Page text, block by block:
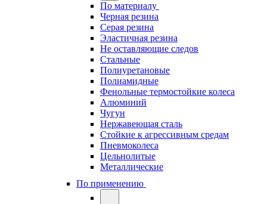
По материалу
Черная резина
Серая резина
Эластичная резина
Не оставляющие следов
Стальные
Полиуретановые
Полиамидные
Фенольные термостойкие колеса
Алюминий
Чугун
Нержавеющая сталь
Стойкие к агрессивным средам
Пневмоколеса
Цельнолитые
Металлические
По применению